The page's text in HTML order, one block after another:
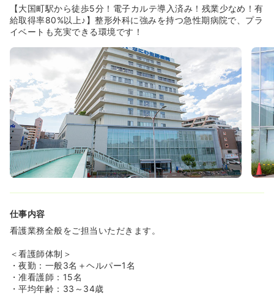
≪充実した教育体制で着実にステップアップできる！≫
◆入職後は先輩とのペア業務から始まり、個人のペースに
合わせて一人ずつ受け持ち患者を増やしていきます。
ており、常に2人1組で病棟を回るため、困ったことがあっ
てもすぐに相談できる環境です。
◆「学ぶペース」も個人の自由で、無理に自宅で勉強する
必要はなく、メリハリをつけて働くことを大切にしていま
す。
≪安心して長く働けるサポート体制が充実！≫
◆20代から50代まで幅広い世代が活躍しており、平均年
齢は35歳です。
◆仕事でしんどさを感じた際には、臨床心理士が常駐する
院内の心療内科を無料で利用でき、安心して相談できま
す。
◆子育て中の先輩ママさんナースも多数在籍しており、育
≪ライフイベントの変化にも柔軟に対応し、働きやすい！
◆時短勤務、日勤常勤、夜勤入り固定など、ライフスタイ
ルに合わせた働き方を相談できます。
◆社員食堂では、1食450円で作りたての美味しい食事が
楽しめ、ランチタイムも充実します。
【大国町駅から徒歩5分！電子カルテ導入済み！残業少なめ！有
給取得率80%以上♪】整形外科に強みを持つ急性期病院で、プラ
イベートも充実できる環境です！
仕事内容
看護業務全般をご担当いただきます。
＜看護師体制＞
・夜勤：一般3名＋ヘルパー1名
・准看護師：15名
・平均年齢：33～34歳